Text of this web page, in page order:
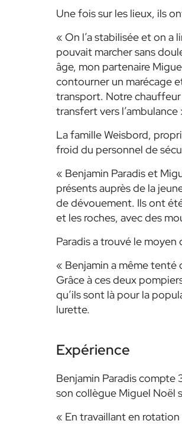
Une fois sur les lieux, ils
« On l’a stabilisée et on a
pouvait marcher sans
âge, mon partenaire
contourner un marécage
transport. Notre
transfert vers
La famille Weisbord,
froid du personnel de
« Benjamin Paradis et
présents auprès de la
de dévouement. Ils ont
et les roches, avec des
Paradis a trouvé le
« Benjamin a même tenté
Grâce à ces deux
qu’ils sont là pour la
lurette.
Expérience
Benjamin Paradis compte
son collègue Miguel Noël
« En travaillant en